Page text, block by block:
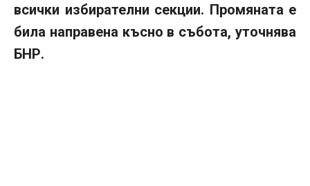
всички избирателни секции. Промяната е
била направена късно в събота, уточнява
БНР.